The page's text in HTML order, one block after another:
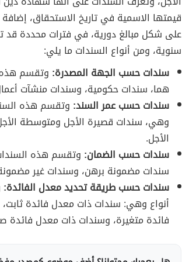
قيمتها الاسمية في تاريخ الاستحقاق،
على شكل مبالغ دورية، في فترات محددة
سنوية، ومن أنواع السندات ما يلي:
سندات حسب الجهة المصدرة: وتقسم هذه
هما، سندات حكومية، وسندات منشآت
سندات حسب عمر السند: وتقسم هذه
وهي، سندات قصيرة الأجل ومتوسطة
الأجل.
سندات حسب الضمان: وتقسم هذه
سندات مضمونة برهن، وسندات غير
سندات حسب طريقة تحديد معدل الفائدة:
أنواع وهي: سندات ذات معدل فائدة
فائدة متغيرة، وسندات ذات معدل فائدة